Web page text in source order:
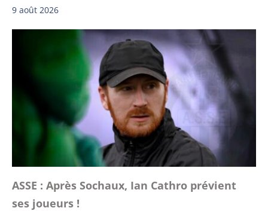
9 août 2026
ASSE : Après Sochaux, Ian Cathro prévient
ses joueurs !